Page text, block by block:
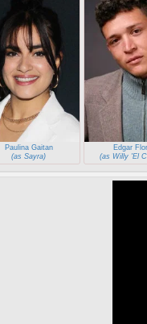
Paulina Gaitan
(as Sayra)
Edgar
(as Willy 'El